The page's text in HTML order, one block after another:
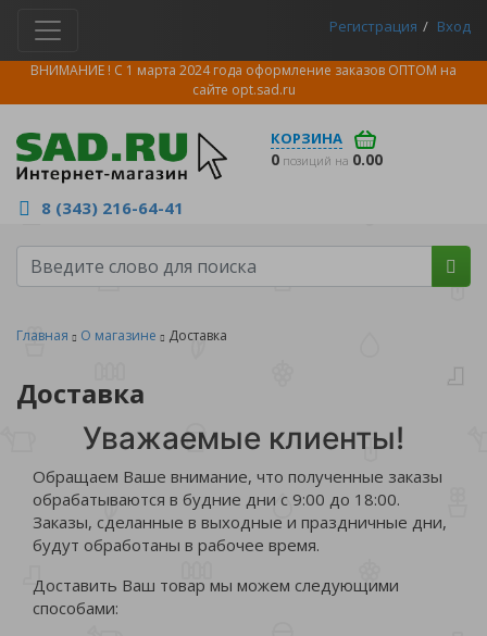
Регистрация Вход
ВНИМАНИЕ ! С 1 марта 2024 года оформление заказов ОПТОМ на
сайте opt.sad.ru
КОРЗИНА
0 позиций на 0.00
8 (343) 216-64-41
Главная О магазине Доставка
Доставка
Уважаемые клиенты!
Обращаем Ваше внимание, что полученные заказы
обрабатываются в будние дни с 9:00 до 18:00.
Заказы, сделанные в выходные и праздничные дни,
будут обработаны в рабочее время.
Доставить Ваш товар мы можем следующими
способами: